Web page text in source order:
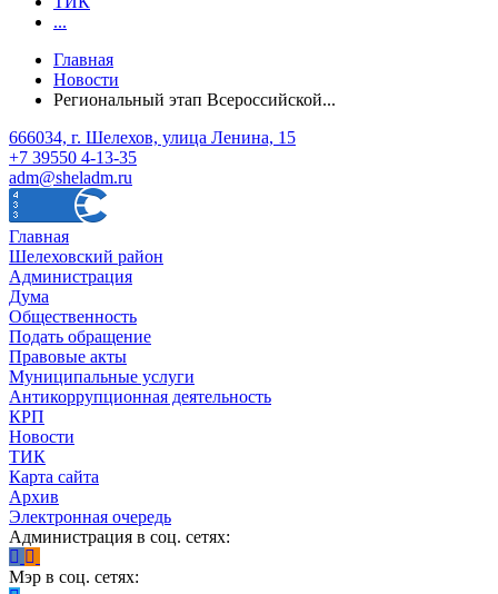
...
Главная
Новости
Региональный этап Всероссийской...
666034, г. Шелехов, улица Ленина, 15
+7 39550 4-13-35
adm@sheladm.ru
Главная
Шелеховский район
Администрация
Дума
Общественность
Подать обращение
Правовые акты
Муниципальные услуги
Антикоррупционная деятельность
КРП
Новости
ТИК
Карта сайта
Архив
Электронная очередь
Администрация в соц. сетях:
Мэр в соц. сетях: